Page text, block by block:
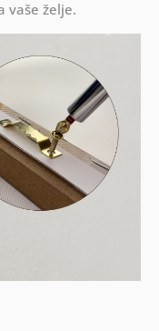
vaše želje.